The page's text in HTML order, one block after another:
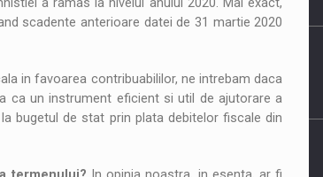
scadente anterioare datei de 31 martie 2020
in favoarea contribuabililor, ne intrebam daca
ca un instrument eficient si util de ajutorare a
bugetul de stat prin plata debitelor fiscale din